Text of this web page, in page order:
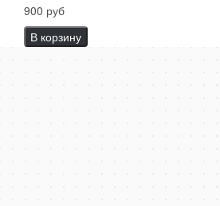
900 руб
В корзину